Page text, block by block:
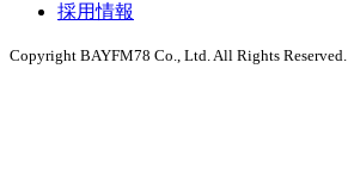
採用情報
Copyright BAYFM78 Co., Ltd. All Rights Reserved.